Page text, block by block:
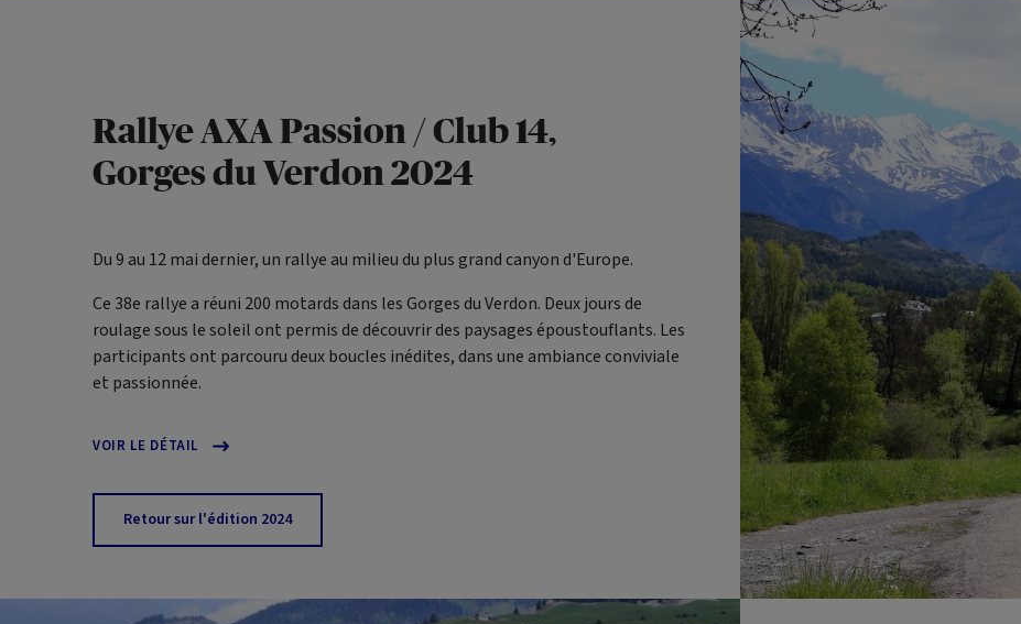
Rallye AXA Passion / Club 14,
Gorges du Verdon 2024
Du 9 au 12 mai dernier, un rallye au milieu du plus grand canyon d'Europe.
Ce 38e rallye a réuni 200 motards dans les Gorges du Verdon. Deux jours de
roulage sous le soleil ont permis de découvrir des paysages époustouflants. Les
participants ont parcouru deux boucles inédites, dans une ambiance conviviale
et passionnée.
VOIR LE DÉTAIL
Retour sur l'édition 2024